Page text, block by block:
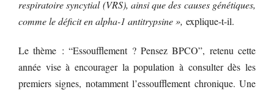
respiratoire syncytial (VRS), ainsi que des causes génétiques,
comme le déficit en alpha-1 antitrypsine », explique-t-il.
Le thème : “Essoufflement ? Pensez BPCO”, retenu cette
année vise à encourager la population à consulter dès les
premiers signes, notamment l’essoufflement chronique. Une